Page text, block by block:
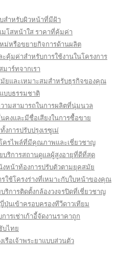
สำหรับผิวหน้าที่มีฝ้า
มโสหน้าใส ราคาที่คุ้มค่า
ม่หรือขยายกิจการด้านผลิต
คุ้มค่าสำหรับการใช้งานในโครงการ
าร์ทจากเรา
ยและเหมาะสมสำหรับธุรกิจของคุณ
บบธรรมชาติ
ามสามารถในการผลิตที่นุ่มนวล
คงและมีชื่อเสียงในการซื้อขาย
งการปรับปรุงเรซูเม่
ครไพล์ที่มีคุณภาพและเชี่ยวชาญ
ริการสถานดูแลผู้สูงอายุที่ดีที่สุด
หน้าท้องการปรับตัวตามยุคสมัย
ใช้โครงร่างที่เหมาะกับใบหน้าของคุณ
ริการติดตั้งกล้องวงจรปิดที่เชี่ยวชาญ
นเข้าครอบครองทีวีดาวเทียม
ารเช่าเก้าอี้จัดงานราคาถูก
บไทย
เรือเจ้าพระยาแบบส่วนตัว